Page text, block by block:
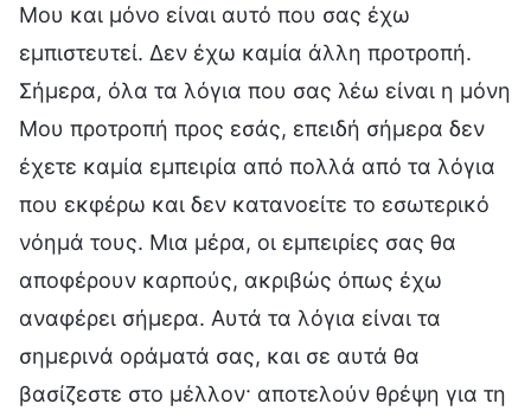
Μου και μόνο είναι αυτό που σας έχω
εμπιστευτεί. Δεν έχω καμία άλλη προτροπή.
Σήμερα, όλα τα λόγια που σας λέω είναι η μόνη
Μου προτροπή προς εσάς, επειδή σήμερα δεν
έχετε καμία εμπειρία από πολλά από τα λόγια
που εκφέρω και δεν κατανοείτε το εσωτερικό
νόημά τους. Μια μέρα, οι εμπειρίες σας θα
αποφέρουν καρπούς, ακριβώς όπως έχω
αναφέρει σήμερα. Αυτά τα λόγια είναι τα
σημερινά οράματά σας, και σε αυτά θα
βασίζεστε στο μέλλον· αποτελούν θρέψη για τη